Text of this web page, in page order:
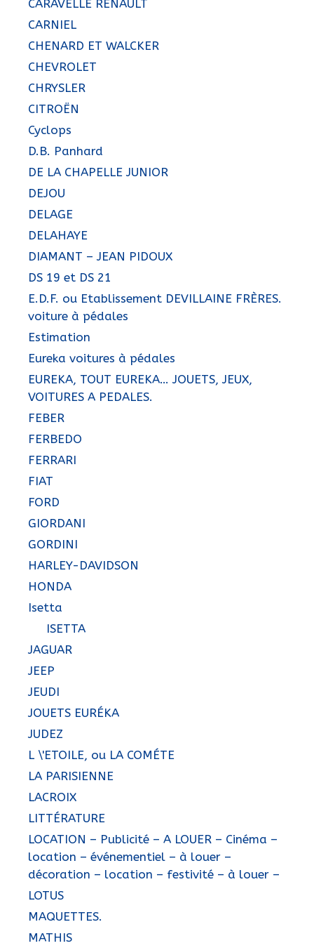
CARAVELLE RENAULT
CARNIEL
CHENARD ET WALCKER
CHEVROLET
CHRYSLER
CITROËN
Cyclops
D.B. Panhard
DE LA CHAPELLE JUNIOR
DEJOU
DELAGE
DELAHAYE
DIAMANT – JEAN PIDOUX
DS 19 et DS 21
E.D.F. ou Etablissement DEVILLAINE FRÈRES.
voiture à pédales
Estimation
Eureka voitures à pédales
EUREKA, TOUT EUREKA… JOUETS, JEUX,
VOITURES A PEDALES.
FEBER
FERBEDO
FERRARI
FIAT
FORD
GIORDANI
GORDINI
HARLEY-DAVIDSON
HONDA
Isetta
ISETTA
JAGUAR
JEEP
JEUDI
JOUETS EURÉKA
JUDEZ
L \'ETOILE, ou LA COMÉTE
LA PARISIENNE
LACROIX
LITTÉRATURE
LOCATION – Publicité – A LOUER – Cinéma –
location – événementiel – à louer –
décoration – location – festivité – à louer –
LOTUS
MAQUETTES.
MATHIS